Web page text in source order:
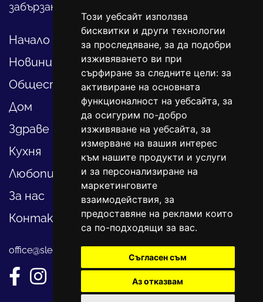
Този уебсайт използва
бисквитки и други технологии
за проследяване, за да подобри
изживяването ви при
сърфиране за следните цели: за
активиране на основната
функционалност на уебсайта, за
да осигурим по-добро
изживяване на уебсайта, за
измерване на вашия интерес
към нашите продукти и услуги
и за персонализиране на
маркетинговите
взаимодействия, за
предоставяне на реклами които
са по-подходящи за вас.
Съгласен съм
Аз отказвам
забързан свят.
Начало
Новини
Общество
Дом
Здраве
Кухня
Любопитно
За нас
Контакти
office@sledvayme.net